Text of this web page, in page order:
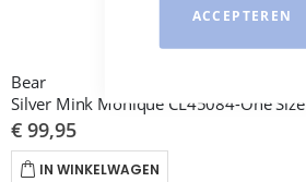
ACCEPTEREN
Bear
Silver Mink Monique CL45084-One Size
€ 99,95
IN WINKELWAGEN